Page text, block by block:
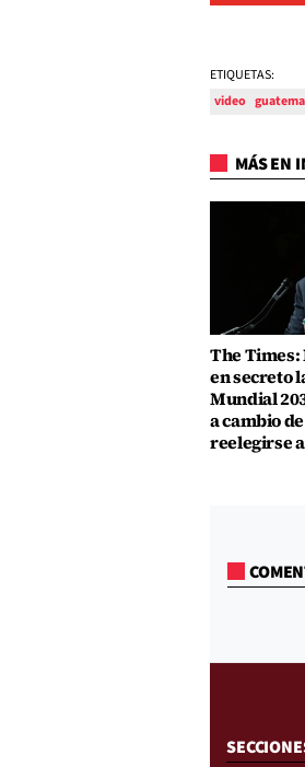
ETIQUETAS:
video
MÁS EN
The
en secreto
Mundial
a cambio
reelegirse